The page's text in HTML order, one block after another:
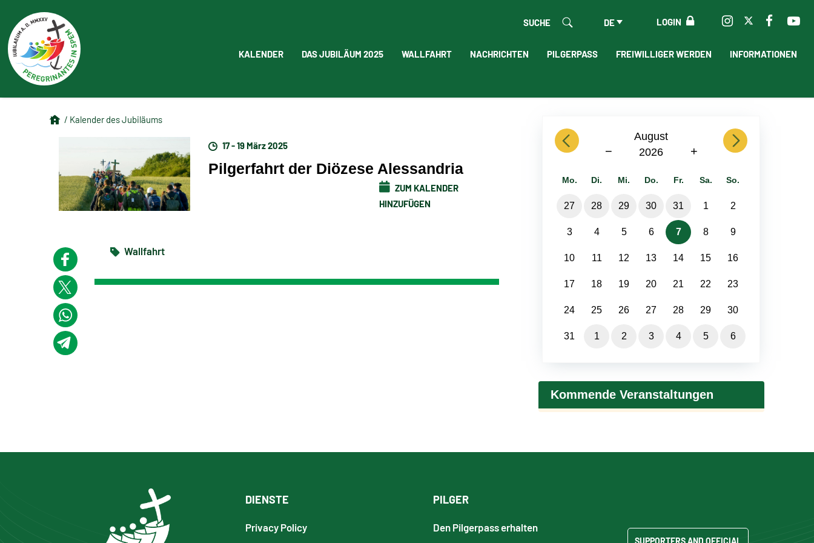
LOGIN
DE
SUCHE
KALENDER DAS JUBILÄUM 2025 WALLFAHRT NACHRICHTEN PILGERPASS FREIWILLIGER WERDEN INFORMATIONEN
/ Kalender des Jubiläums
17 - 19 März 2025
Pilgerfahrt der Diözese Alessandria
ZUM KALENDER
HINZUFÜGEN
Wallfahrt
previous
August
2026
− +
next
Mo. Di. Mi. Do. Fr. Sa. So.
27 28 29 30 31 1 2
3 4 5 6 7 8 9
10 11 12 13 14 15 16
17 18 19 20 21 22 23
24 25 26 27 28 29 30
31 1 2 3 4 5 6
Kommende Veranstaltungen
DIENSTE
Privacy Policy
PILGER
Den Pilgerpass erhalten
SUPPORTERS AND OFFICIAL